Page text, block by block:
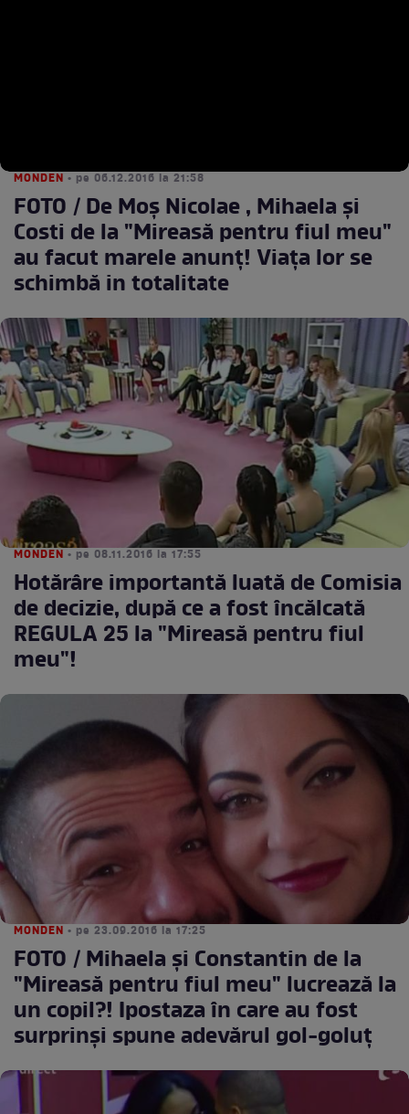
MONDEN • pe 06.12.2016 la 21:58
FOTO / De Moş Nicolae , Mihaela şi
Costi de la "Mireasă pentru fiul meu"
au facut marele anunţ! Viaţa lor se
schimbă in totalitate
MONDEN • pe 08.11.2016 la 17:55
Hotărâre importantă luată de Comisia
de decizie, după ce a fost încălcată
REGULA 25 la "Mireasă pentru fiul
meu"!
MONDEN • pe 23.09.2016 la 17:25
FOTO / Mihaela şi Constantin de la
"Mireasă pentru fiul meu" lucrează la
un copil?! Ipostaza în care au fost
surprinşi spune adevărul gol-goluţ